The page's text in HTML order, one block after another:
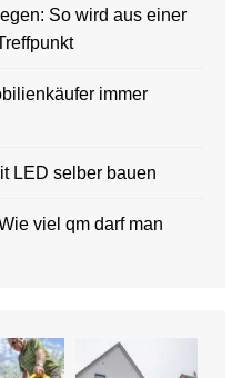
So wird aus einer
immer
LED selber bauen
viel qm darf man